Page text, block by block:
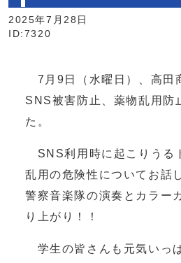
2025年7月28日
ID:7320
7月9日（水曜日）、高田
SNS被害防止、薬物乱用防
た。
SNS利用時に起こりうる
乱用の危険性についてお話
警察音楽隊の演奏とカラー
り上がり！！
学生の皆さんも元気いっ